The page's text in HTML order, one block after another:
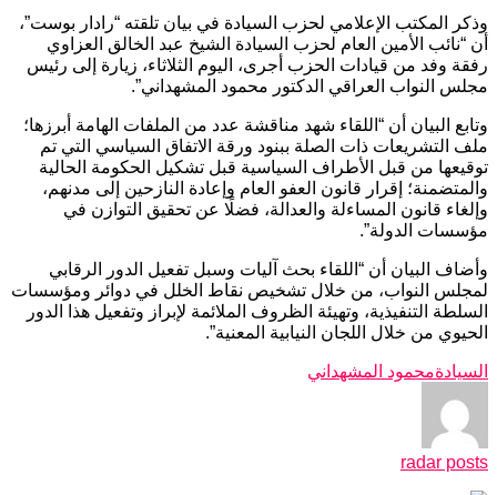
وذكر المكتب الإعلامي لحزب السيادة في بيان تلقته “رادار بوست”،
أن “نائب الأمين العام لحزب السيادة الشيخ عبد الخالق العزاوي
رفقة وفد من قيادات الحزب أجرى، اليوم الثلاثاء، زيارة إلى رئيس
مجلس النواب العراقي الدكتور محمود المشهداني”.
وتابع البيان أن “اللقاء شهد مناقشة عدد من الملفات الهامة أبرزها؛
ملف التشريعات ذات الصلة ببنود ورقة الاتفاق السياسي التي تم
توقيعها من قبل الأطراف السياسية قبل تشكيل الحكومة الحالية
والمتضمنة؛ إقرار قانون العفو العام وإعادة النازحين إلى مدنهم،
وإلغاء قانون المساءلة والعدالة، فضلًا عن تحقيق التوازن في
مؤسسات الدولة”.
وأضاف البيان أن “اللقاء بحث آليات وسبل تفعيل الدور الرقابي
لمجلس النواب، من خلال تشخيص نقاط الخلل في دوائر ومؤسسات
السلطة التنفيذية، وتهيئة الظروف الملائمة لإبراز وتفعيل هذا الدور
الحيوي من خلال اللجان النيابية المعنية”.
السيادةمحمود المشهداني
radar posts